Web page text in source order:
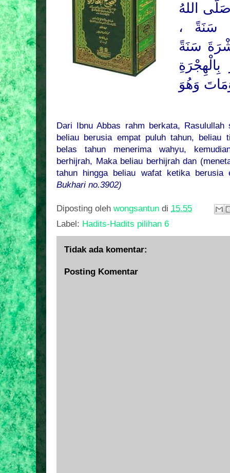
اللهُ
سَنَةً ،
سَنَةً
وَهُوَ
Dari Ibnu Abbas rahm berkata,
beliau berusia empat puluh tahun, beliau
belas tahun menerima wahyu,
berhijrah, Maka beliau berhijrah dan
tahun hingga beliau wafat ketika berusia
Bukhari no.3902)
Diposting oleh wongsantun di 15.55
Label: Hadits-Hadits pilihan 6
Tidak ada komentar:
Posting Komentar